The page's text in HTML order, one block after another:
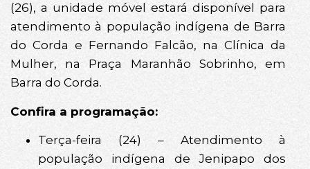
(26), a unidade móvel estará disponível para
atendimento à população indígena de Barra
do Corda e Fernando Falcão, na Clínica da
Mulher, na Praça Maranhão Sobrinho, em
Barra do Corda.
Confira a programação:
Terça-feira (24) – Atendimento à
população indígena de Jenipapo dos